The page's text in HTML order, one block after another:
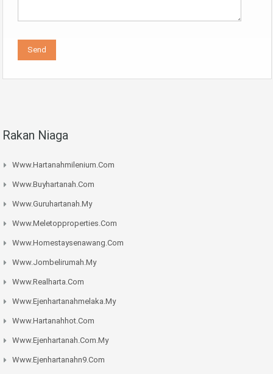
Rakan Niaga
Www.hartanahmilenium.com
Www.buyhartanah.com
Www.guruhartanah.my
Www.meletopproperties.com
Www.homestaysenawang.com
Www.jombelirumah.my
Www.realharta.com
Www.ejenhartanahmelaka.my
Www.hartanahhot.com
Www.ejenhartanah.com.my
Www.ejenhartanahn9.com